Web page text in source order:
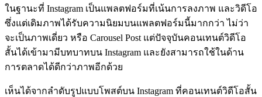
ในฐานะที่ Instagram เป็นแพลตฟอร์มที่เน้นการลงภาพ และวิดีโอ
ซึ่งแต่เดิมภาพได้รับความนิยมบนแพลตฟอร์มนี้มากกว่า ไม่ว่า
จะเป็นภาพเดี่ยว หรือ Carousel Post แต่ปัจจุบันคอนเทนต์วิดีโอ
สั้นได้เข้ามามีบทบาทบน Instagram และยังสามารถใช้ในด้าน
การตลาดได้ดีกว่าภาพอีกด้วย
เห็นได้จากลำดับรูปแบบโพสต์บน Instagram ที่คอนเทนต์วิดีโอสั้น